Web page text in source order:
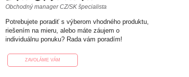
Obchodný manager CZ/SK špecialista
Potrebujete poradiť s výberom vhodného produktu,
riešením na mieru, alebo máte záujem o
individuálnu ponuku? Rada vám poradím!
ZAVOLÁME VÁM